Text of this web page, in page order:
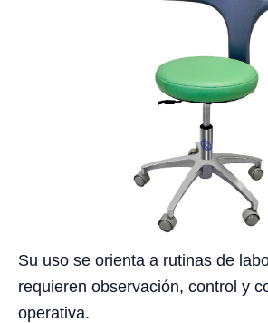
Su uso se orienta a rutinas de
requieren observación, control y
operativa.